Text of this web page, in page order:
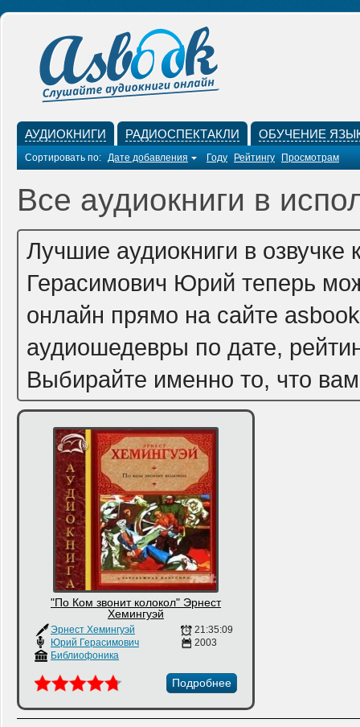
АУДИОКНИГИ РАДИОСПЕКТАКЛИ ОБУЧЕНИЕ
Сортировать по: Дате добавления Году Рейтингу Просмотрам
Все аудиокниги в
Лучшие аудиокниги в озвучке
Герасимович Юрий теперь
онлайн прямо на сайте
аудиошедевры по дате,
Выбирайте именно то, что
"По Ком звонит колокол" Эрнест
Хемингуэй
Эрнест Хемингуэй
Юрий Герасимович
Библиофоника
21:35:09
2003
Подробнее